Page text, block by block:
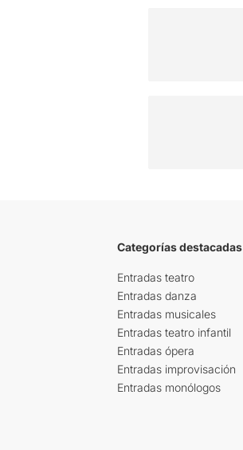
Categorías destacadas
Entradas teatro
Entradas danza
Entradas musicales
Entradas teatro infantil
Entradas ópera
Entradas improvisación
Entradas monólogos